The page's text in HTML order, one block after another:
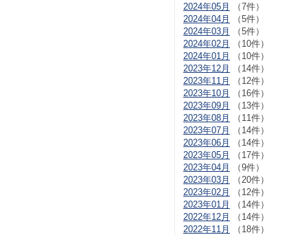
2024年05月
（7件）
2024年04月
（5件）
2024年03月
（5件）
2024年02月
（10件）
2024年01月
（10件）
2023年12月
（14件）
2023年11月
（12件）
2023年10月
（16件）
2023年09月
（13件）
2023年08月
（11件）
2023年07月
（14件）
2023年06月
（14件）
2023年05月
（17件）
2023年04月
（9件）
2023年03月
（20件）
2023年02月
（12件）
2023年01月
（14件）
2022年12月
（14件）
2022年11月
（18件）